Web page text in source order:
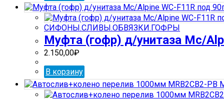
СИФОНЫ.СЛИВЫ.ОБВЯЗКИ.ГОФРЫ
Муфта (гофр) д/унитаза Mc/
2.150,00₽
В корзину